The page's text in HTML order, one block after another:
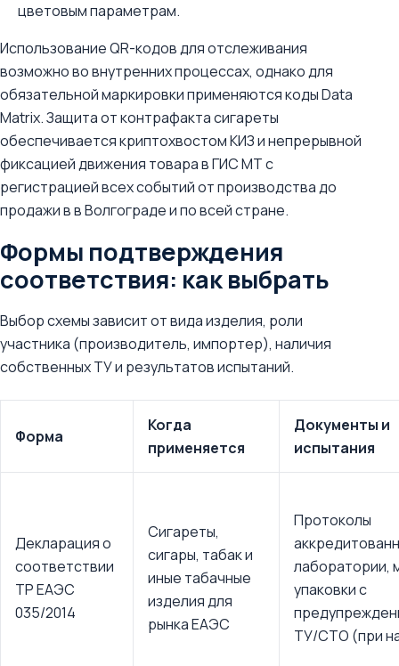
цветовым параметрам.
Использование QR-кодов для отслеживания
возможно во внутренних процессах, однако для
обязательной маркировки применяются коды Data
Matrix. Защита от контрафакта сигареты
обеспечивается криптохвостом КИЗ и непрерывной
фиксацией движения товара в ГИС МТ c
регистрацией всех событий от производства до
продажи в в Волгограде и по всей стране.
Формы подтверждения
соответствия: как выбрать
Выбор схемы зависит от вида изделия, роли
участника (производитель, импортер), наличия
собственных ТУ и результатов испытаний.
Форма
Когда
применяется
Документы и
испытания
Декларация о
соответствии
ТР ЕАЭС
035/2014
Сигареты,
сигары, табак и
иные табачные
изделия для
рынка ЕАЭС
Протоколы
лаборатории,
упаковки с
ТУ/СТО (при